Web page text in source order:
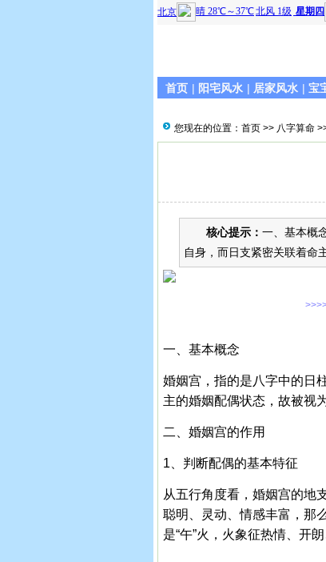
首页 | 阳宅风水 | 居家风水 | 宝
您现在的位置： 首页 >> 八字算命
核心提示： 一、基本概
自身，而日支紧密关联着命
一、基本概念
婚姻宫，指的是八字中的日
主的婚姻配偶状态，故被视
二、婚姻宫的作用
1、判断配偶的基本特征
从五行角度看，婚姻宫的地
聪明、灵动、情感丰富，那
是“午”火，火象征热情、开